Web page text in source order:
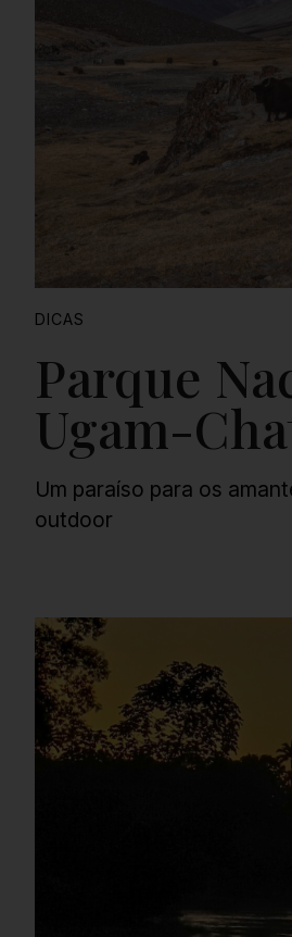
DICAS
Parque
Ugam-
Um paraíso para os
outdoor